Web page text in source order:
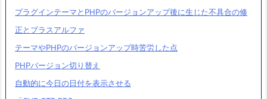
プラグインテーマとPHPのバージョンアップ後に生じた不具合の修
正とプラスアルファ
テーマやPHPのバージョンアップ時苦労した点
PHPバージョン切り替え
自動的に今日の日付を表示させる